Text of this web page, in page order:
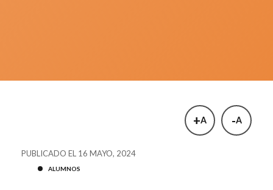
+A -A
PUBLICADO EL 16 MAYO, 2024
ALUMNOS